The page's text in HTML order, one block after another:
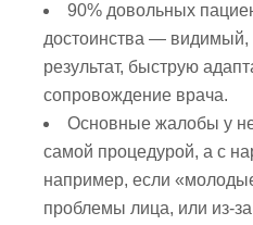
90% довольных
достоинства — видимый,
результат, быструю
сопровождение врача.
Основные жалобы у
самой процедурой, а с
например, если
проблемы лица, или из-